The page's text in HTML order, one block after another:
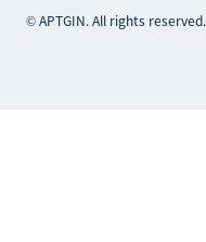
© APTGIN. All rights reserved.